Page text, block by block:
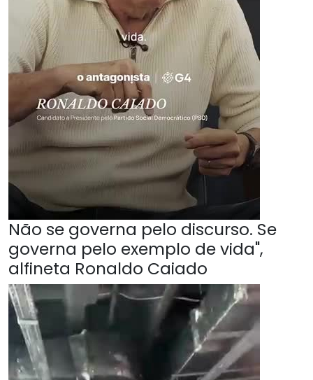
Não se governa pelo discurso. Se
governa pelo exemplo de vida",
alfineta Ronaldo Caiado